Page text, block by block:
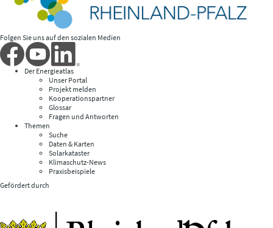
Folgen Sie uns auf den sozialen Medien
Der Energieatlas
Unser Portal
Projekt melden
Kooperationspartner
Glossar
Fragen und Antworten
Themen
Suche
Daten & Karten
Solarkataster
Klimaschutz-News
Praxisbeispiele
Gefördert durch